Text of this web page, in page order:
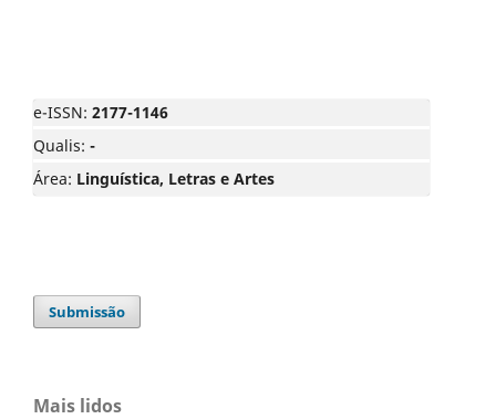
e-ISSN: 2177-1146
Qualis: -
Área: Linguística, Letras e Artes
Submissão
Mais lidos